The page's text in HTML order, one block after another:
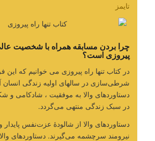
تایمز
چرا بردن مسابقه همراه با شخصیت
پیروزی است؟
در کتاب تنها راه پیروزی می خوانیم که این
شرطی‌سازی در سالهای اولیه زندگی انسان
دستاوردهای والا به موفقیت ، شادکامی و
در سبک زندگی منتهی می‌گردد.
دستاوردهای والا از شالودۀ عزت‌نفس
نیرومند سرچشمه می‌گیرند. دستاوردهای